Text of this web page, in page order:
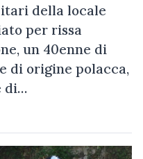
della locale
per rissa
un 40enne di
di origine polacca,
di…